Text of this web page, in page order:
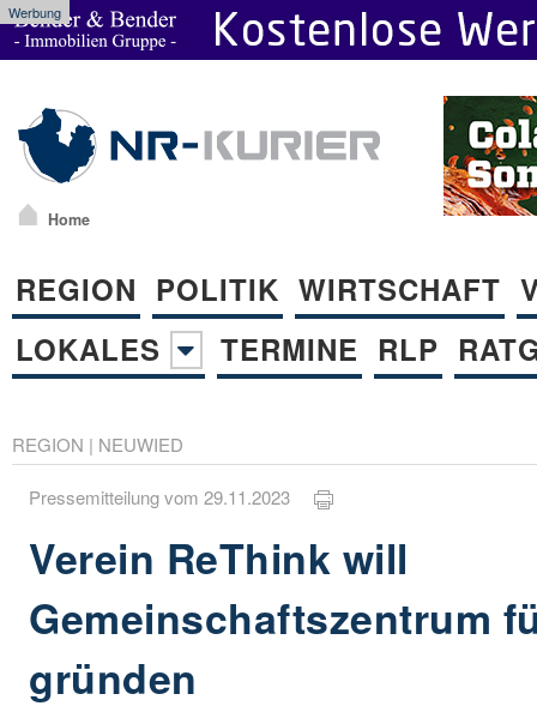
Werbung
Home
REGION POLITIK WIRTSCHAFT
LOKALES
TERMINE RLP
REGION | NEUWIED
Pressemitteilung vom 29.11.2023
Verein ReThink will
Gemeinschaftszentrum
gründen